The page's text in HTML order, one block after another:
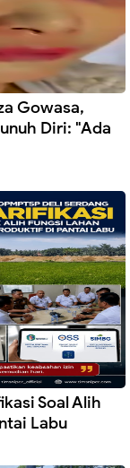
Gowasa,
Diri: "Ada
Soal Alih
Labu